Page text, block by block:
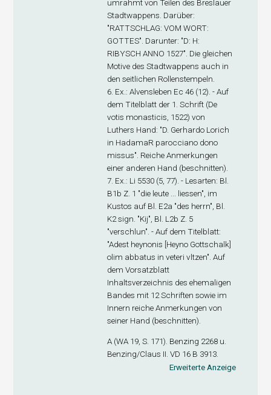
umrahmt von Teilen des Breslauer
Stadtwappens. Darüber:
"RATTSCHLAG: VOM WORT:
GOTTES". Darunter: "D: H:
RIBYSCH ANNO 1527". Die gleichen
Motive des Stadtwappens auch in
den seitlichen Rollenstempeln.
6. Ex .: Alvensleben Ec 46 (12). - Auf
dem Titelblatt der 1. Schrift (De
votis monasticis, 1522) von
Luthers Hand: "D. Gerhardo Lorich
in HadamaR parocciano dono
missus". Reiche Anmerkungen
einer anderen Hand (beschnitten).
7. Ex .: Li 5530 (5, 77). - Lesarten: Bl.
B1b Z. 1 "die leute ... liessen", im
Kustos auf Bl. E2a "des herrn", Bl.
K2 sign. "Kij", Bl. L2b Z. 5
"verschlun". - Auf dem Titelblatt:
"Adest heynonis [Heyno Gottschalk]
olim abbatus in veteri vltzen". Auf
dem Vorsatzblatt
Inhaltsverzeichnis des ehemaligen
Bandes mit 12 Schriften sowie im
Innern reiche Anmerkungen von
seiner Hand (beschnitten).
A (WA 19, S. 171). Benzing 2268 u.
Benzing/Claus II. VD 16 B 3913.
Erweiterte Anzeige